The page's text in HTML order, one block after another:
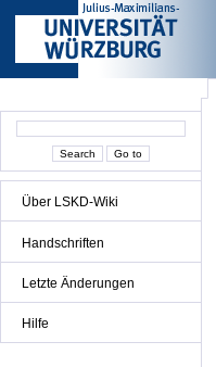
Über LSKD-Wiki
Handschriften
Letzte Änderungen
Hilfe